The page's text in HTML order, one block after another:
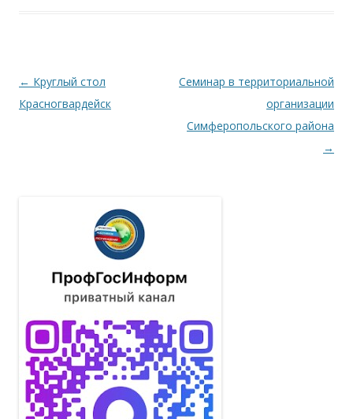
Навигация по записям
← Круглый стол
Красногвардейск
Семинар в территориальной
организации
Симферопольского района
→